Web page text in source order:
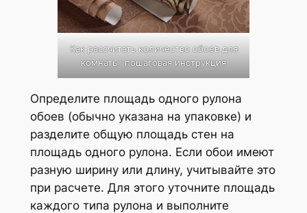
Как рассчитать количество обоев для
комнаты: пошаговая инструкция
Определите площадь одного рулона
обоев (обычно указана на упаковке) и
разделите общую площадь стен на
площадь одного рулона. Если обои имеют
разную ширину или длину, учитывайте это
при расчете. Для этого уточните площадь
каждого типа рулона и выполните